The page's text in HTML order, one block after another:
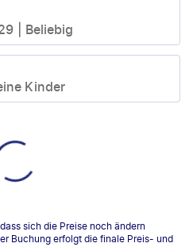
Beliebig
Kinder
sich die Preise noch ändern
Buchung erfolgt die finale Preis- und